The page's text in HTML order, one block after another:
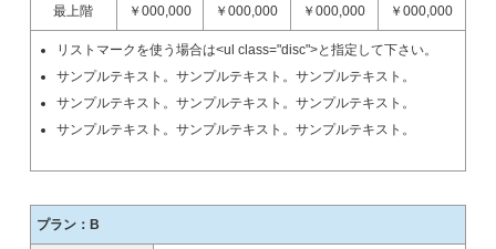
最上階 ￥000,000 ￥000,000 ￥000,000 ￥000,000
リストマークを使う場合は<ul class="disc">と指定して下さい。
サンプルテキスト。サンプルテキスト。サンプルテキスト。
サンプルテキスト。サンプルテキスト。サンプルテキスト。
サンプルテキスト。サンプルテキスト。サンプルテキスト。
プラン：B